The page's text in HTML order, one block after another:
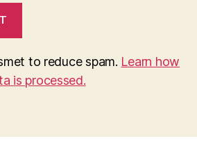
to reduce spam. Learn how
is processed.